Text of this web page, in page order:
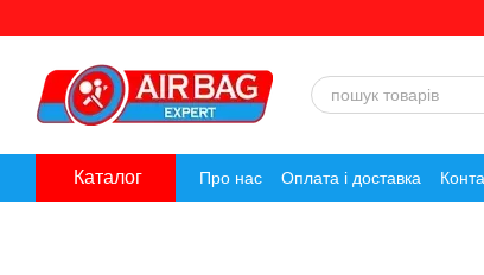
Каталог Про нас Оплата і доставка